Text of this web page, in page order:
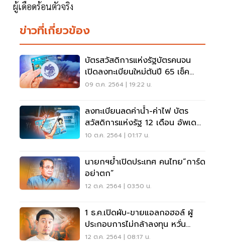
ผู้เดือดร้อนตัวจริง
ข่าวที่เกี่ยวข้อง
บัตรสวัสดิการแห่งรัฐบัตรคนจน
เปิดลงทะเบียนใหม่ต้นปี 65 เช็ค
เงื่อนไขที่นี่
09 ต.ค. 2564 | 19:22 น.
ลงทะเบียนลดค่าน้ำ-ค่าไฟ บัตร
สวัสดิการแห่งรัฐ 12 เดือน อัพเดต
ขั้นตอนที่นี่
10 ต.ค. 2564 | 01:17 น.
นายกฯย้ำเปิดประเทศ คนไทย“การ์ด
อย่าตก”
12 ต.ค. 2564 | 03:50 น.
1 ธ.ค.เปิดผับ-ขายแอลกอฮอล์ ผู้
ประกอบการไม่กล้าลงทุน หวั่น
นายกเปลี่ยนใจ
12 ต.ค. 2564 | 08:17 น.